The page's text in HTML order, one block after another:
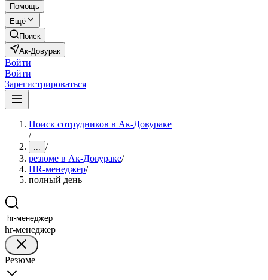
Помощь
Ещё
Поиск
Ак-Довурак
Войти
Войти
Зарегистрироваться
Поиск сотрудников в Ак-Довураке
/
... /
резюме в Ак-Довураке/
HR-менеджер/
полный день
hr-менеджер
Резюме